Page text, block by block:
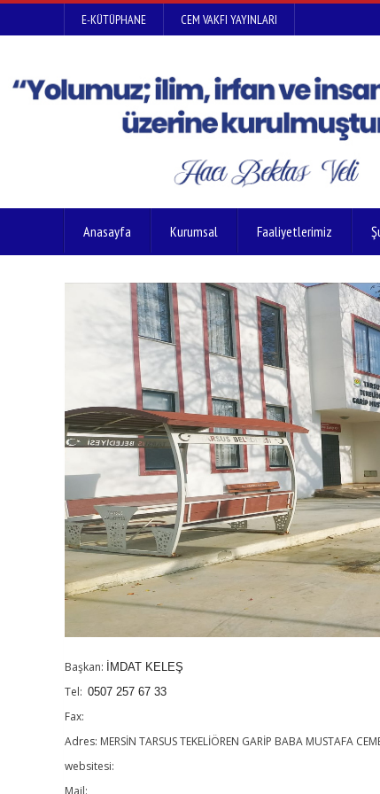
E-KÜTÜPHANE CEM VAKFI YAYINLARI
Anasayfa Kurumsal Faaliyetlerimiz
Başkan: İMDAT KELEŞ
Tel: 0507 257 67 33
Fax:
Adres: MERSİN TARSUS TEKELİÖREN GARİP BABA MUSTAFA
websitesi:
Mail: